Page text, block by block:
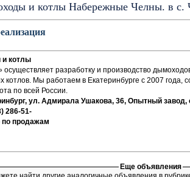
и котлы Набережные Челны. в с.
котлы
разработку и производство
котлов. Мы работаем в Екатеринбурге с 2007
по всей России.
ул. Адмирала Ушакова, 36, Опытный завод,
286-51-
продажам
Еще объявления